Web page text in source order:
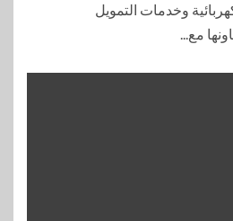
وخدمات التمويل
مع...